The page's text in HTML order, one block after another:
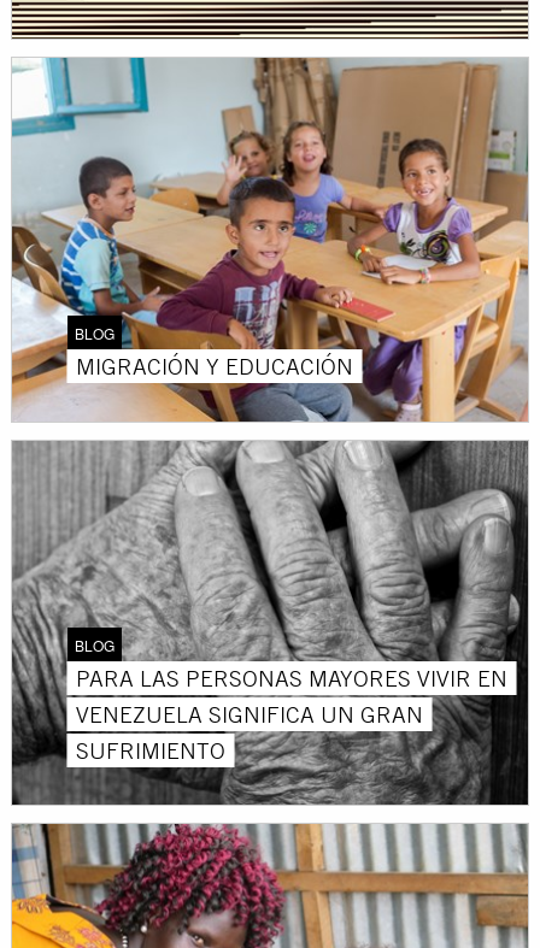
BLOG
MIGRACIÓN Y EDUCACIÓN
BLOG
PARA LAS PERSONAS MAYORES VIVIR EN
VENEZUELA SIGNIFICA UN GRAN
SUFRIMIENTO